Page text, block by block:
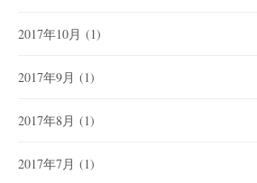
2017年10月 (1)
2017年9月 (1)
2017年8月 (1)
2017年7月 (1)